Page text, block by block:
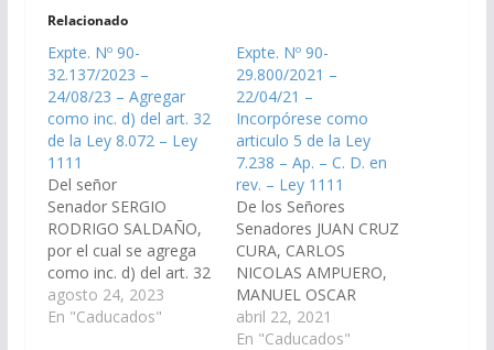
Relacionado
Expte. Nº 90-
32.137/2023 –
24/08/23 – Agregar
como inc. d) del art. 32
de la Ley 8.072 – Ley
1111
Del señor
Senador SERGIO
RODRIGO SALDAÑO,
por el cual se agrega
como inc. d) del art. 32
de la Ley 8.072 –
Sistema de
agosto 24, 2023
En "Caducados"
Expte. Nº 90-
29.800/2021 –
22/04/21 –
Incorpórese como
articulo 5 de la Ley
7.238 – Ap. – C. D. en
rev. – Ley 1111
De los Señores
Senadores JUAN CRUZ
CURA, CARLOS
NICOLAS AMPUERO,
MANUEL OSCAR
PAILLER, JOSE
ANTONIO IBARRA,
abril 22, 2021
En "Caducados"